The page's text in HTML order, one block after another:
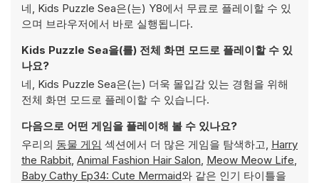
네, Kids Puzzle Sea은(는) Y8에서 무료로 플레이할 수 있
으며 브라우저에서 바로 실행됩니다.
Kids Puzzle Sea을(를) 전체 화면 모드로 플레이할 수 있
나요?
네, Kids Puzzle Sea은(는) 더욱 몰입감 있는 경험을 위해
전체 화면 모드로 플레이할 수 있습니다.
다음으로 어떤 게임을 플레이해 볼 수 있나요?
우리의 동물 게임 섹션에서 더 많은 게임을 탐색하고, Harry
the Rabbit, Animal Fashion Hair Salon, Meow Meow Life,
Baby Cathy Ep34: Cute Mermaid와 같은 인기 타이틀을